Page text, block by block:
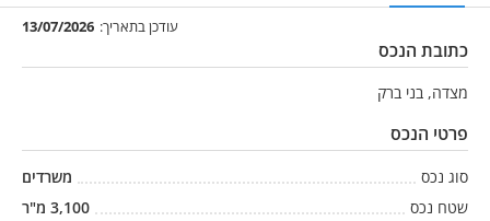
עודכן בתאריך: 13/07/2026
כתובת הנכס
מצדה, בני ברק
פרטי הנכס
סוג נכס
משרדים
שטח נכס
3,100 מ"ר